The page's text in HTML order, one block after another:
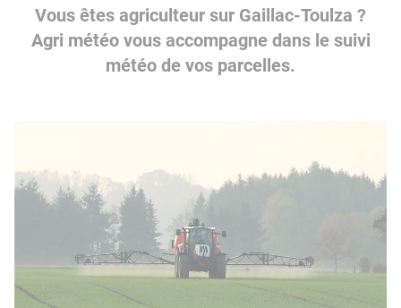
Vous êtes agriculteur sur Gaillac-Toulza ?
Agri météo vous accompagne dans le suivi
météo de vos parcelles.